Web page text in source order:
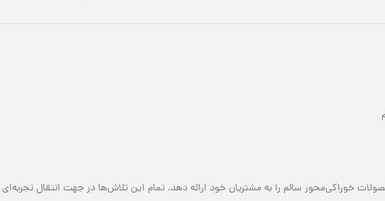
خوراکی‌محور سالم را به مشتریان خود ارائه دهد. تمام این تلاش‌ها در جهت انتقال